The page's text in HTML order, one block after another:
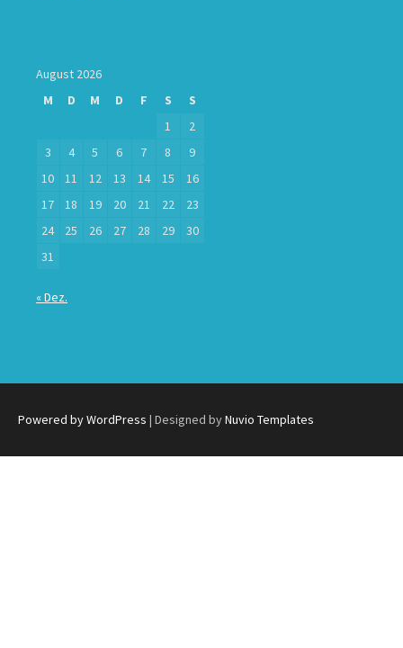
August 2026
M
D M D F S
S
1
2
3
4 5 6 7 8
9
10
11 12 13 14 15
16
17
18 19 20 21 22
23
24
25 26 27 28 29
30
31
« Dez.
Powered by WordPress | Designed byNuvio Templates